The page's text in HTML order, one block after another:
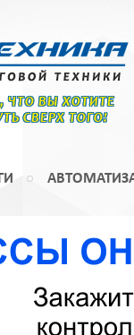
ЧТО ВЫ ХОТИТЕ
СВЕРХ ТОГО!